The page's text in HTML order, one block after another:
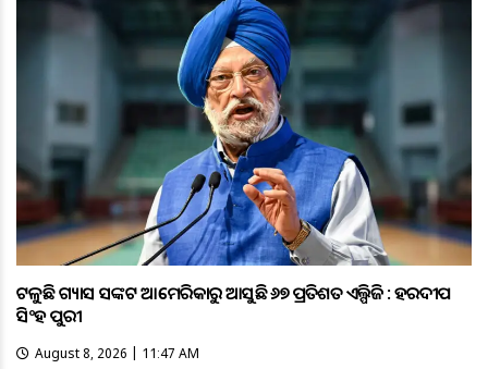
ଟଳୁଛି ଗ୍ୟାସ ସଙ୍କଟ ଆମେରିକାରୁ ଆସୁଛି ୬୭ ପ୍ରତିଶତ ଏଲ୍ପିଜି : ହରଦୀପ
ସିଂହ ପୁରୀ
August 8, 2026 | 11:47 AM